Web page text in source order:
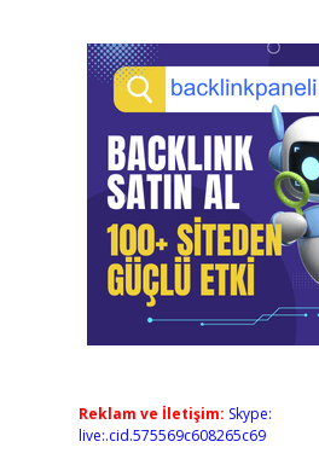
Reklam ve İletişim: Skype:
live:.cid.575569c608265c69